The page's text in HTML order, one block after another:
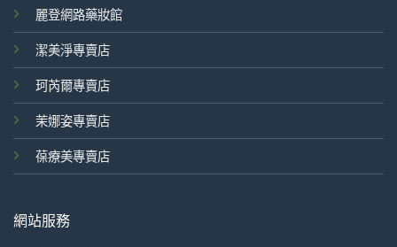
麗登網路藥妝館
潔美淨專賣店
珂芮爾專賣店
茉娜姿專賣店
葆療美專賣店
網站服務